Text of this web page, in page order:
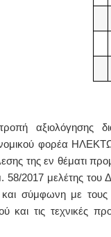
αξιολόγησης
φορέα
της εν θέματι
2017 μελέτης του
σύμφωνη με τους
και τις τεχνικές